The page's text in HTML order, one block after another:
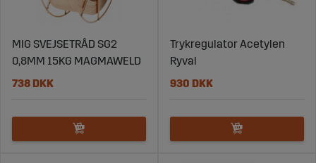
MIG SVEJSETRÅD SG2
0,8MM 15KG MAGMAWELD
738 DKK
Trykregulator Acetylen
Ryval
930 DKK